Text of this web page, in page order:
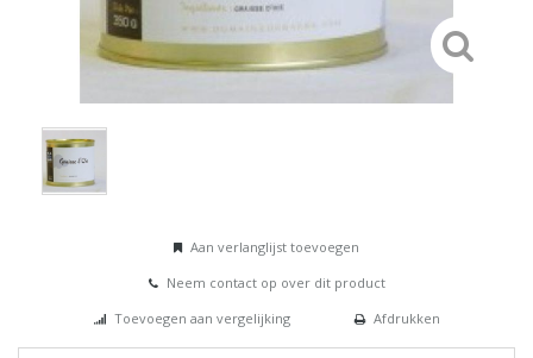
Aan verlanglijst toevoegen
Neem contact op over dit product
Toevoegen aan vergelijking
Afdrukken